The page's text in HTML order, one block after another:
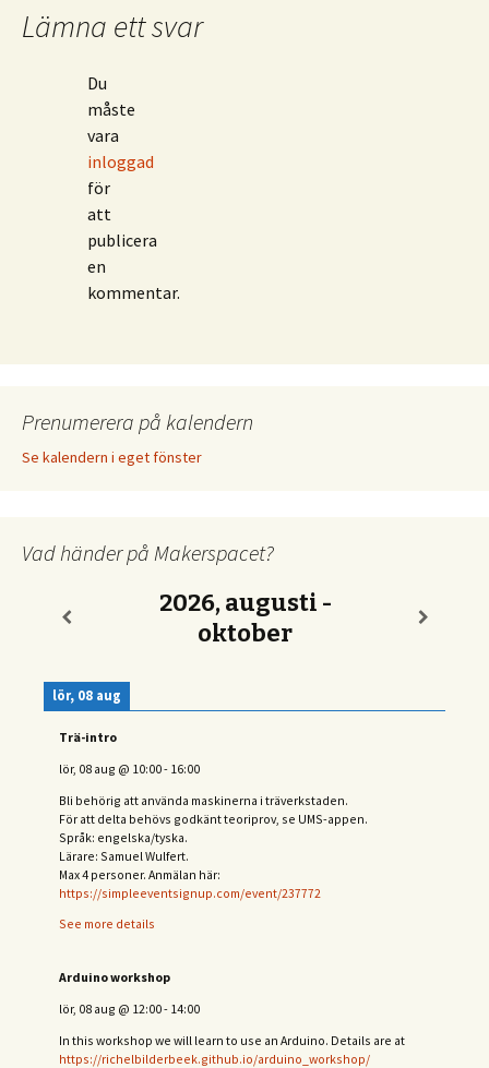
Lämna ett svar
Du
måste
vara
inloggad
för
att
publicera
en
kommentar.
Prenumerera på kalendern
Se kalendern i eget fönster
Vad händer på Makerspacet?
2026, augusti -
oktober
lör, 08 aug
Trä-intro
lör, 08 aug @ 10:00- 16:00
Bli behörig att använda maskinerna i träverkstaden.
För att delta behövs godkänt teoriprov, se UMS-appen.
Språk: engelska/tyska.
Lärare: Samuel Wulfert.
Max 4 personer. Anmälan här:
https://simpleeventsignup.com/event/237772
See more details
Arduino workshop
lör, 08 aug @ 12:00- 14:00
In this workshop we will learn to use an Arduino. Details are at
https://richelbilderbeek.github.io/arduino_workshop/